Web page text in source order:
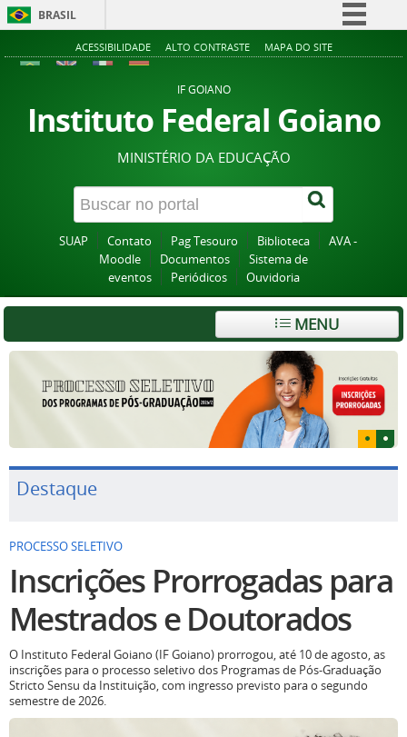
BRASIL
Simplifique!
Acesso à informação
Legislação
Canais
ACESSIBILIDADE ALTO CONTRASTE MAPA DO SITE
IF GOIANO
Instituto Federal Goiano
MINISTÉRIO DA EDUCAÇÃO
SUAP Contato Pag Tesouro Biblioteca
AVA -
Moodle
Documentos
Sistema de
eventos
Periódicos Ouvidoria
MENU
Destaque
PROCESSO SELETIVO
Inscrições Prorrogadas para
Mestrados e Doutorados
O Instituto Federal Goiano (IF Goiano) prorrogou, até 10 de agosto, as
inscrições para o processo seletivo dos Programas de Pós-Graduação
Stricto Sensu da Instituição, com ingresso previsto para o segundo
semestre de 2026.